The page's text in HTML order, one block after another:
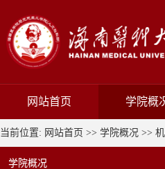
网站首页 学院概
当前位置: 网站首页 >> 学院概况 >>
学院概况